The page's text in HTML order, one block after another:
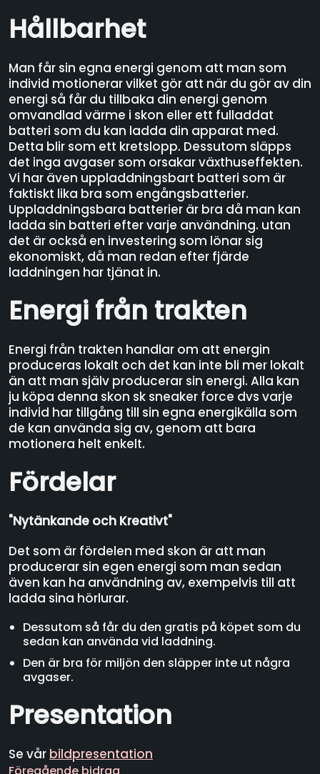
Hållbarhet
Man får sin egna energi genom att man som
individ motionerar vilket gör att när du gör av din
energi så får du tillbaka din energi genom
omvandlad värme i skon eller ett fulladdat
batteri som du kan ladda din apparat med.
Detta blir som ett kretslopp. Dessutom släpps
det inga avgaser som orsakar växthuseffekten.
Vi har även uppladdningsbart batteri som är
faktiskt lika bra som engångsbatterier.
Uppladdningsbara batterier är bra då man kan
ladda sin batteri efter varje användning. utan
det är också en investering som lönar sig
ekonomiskt, då man redan efter fjärde
laddningen har tjänat in.
Energi från trakten
Energi från trakten handlar om att energin
produceras lokalt och det kan inte bli mer lokalt
än att man själv producerar sin energi. Alla kan
ju köpa denna skon sk sneaker force dvs varje
individ har tillgång till sin egna energikälla som
de kan använda sig av, genom att bara
motionera helt enkelt.
Fördelar
"Nytänkande och Kreativt"
Det som är fördelen med skon är att man
producerar sin egen energi som man sedan
även kan ha användning av, exempelvis till att
ladda sina hörlurar.
Dessutom så får du den gratis på köpet som du
sedan kan använda vid laddning.
Den är bra för miljön den släpper inte ut några
avgaser.
Presentation
Se vår bildpresentation
Föregående bidrag